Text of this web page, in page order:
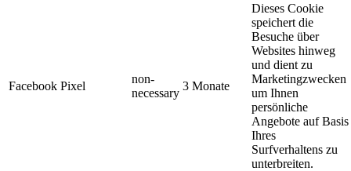
Facebook Pixel
non-
necessary
3 Monate
Dieses Cookie
speichert die
Besuche über
Websites hinweg
und dient zu
Marketingzwecken
um Ihnen
persönliche
Angebote auf Basis
Ihres
Surfverhaltens zu
unterbreiten.